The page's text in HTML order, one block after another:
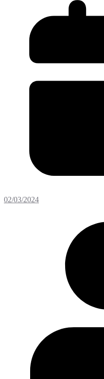
02/03/2024